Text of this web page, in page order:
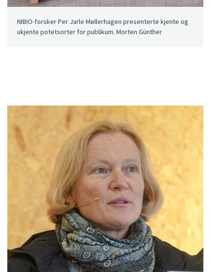
NIBIO-forsker Per Jarle Møllerhagen presenterte kjente og
ukjente potetsorter for publikum. Morten Günther